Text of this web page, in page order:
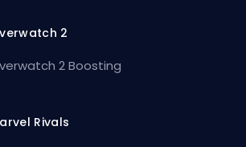
2
2 Boosting
Rivals